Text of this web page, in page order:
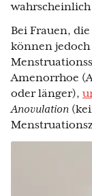
Bei Frauen, die
können
Amenorrhoe
oder länger),
Anovulation